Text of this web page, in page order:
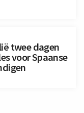
twee dagen
voor Spaanse